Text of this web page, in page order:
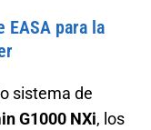
EASA para la
sistema de
G1000 NXi, los